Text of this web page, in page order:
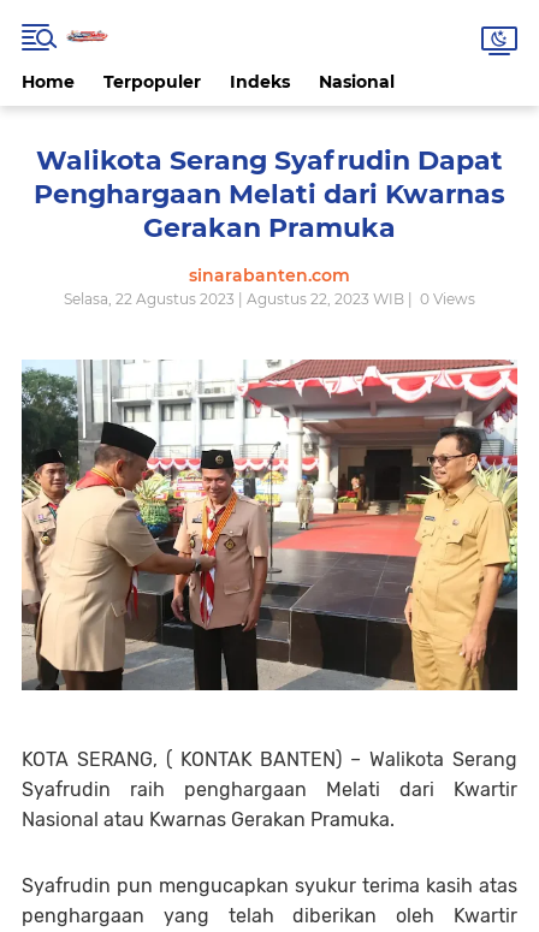
Home Terpopuler Indeks Nasional
Walikota Serang Syafrudin Dapat
Penghargaan Melati dari Kwarnas
Gerakan Pramuka
sinarabanten.com
Selasa, 22 Agustus 2023 | Agustus 22, 2023 WIB | 0 Views
KOTA SERANG, ( KONTAK BANTEN) – Walikota Serang
Syafrudin raih penghargaan Melati dari Kwartir
Nasional atau Kwarnas Gerakan Pramuka.
Syafrudin pun mengucapkan syukur terima kasih atas
penghargaan yang telah diberikan oleh Kwartir